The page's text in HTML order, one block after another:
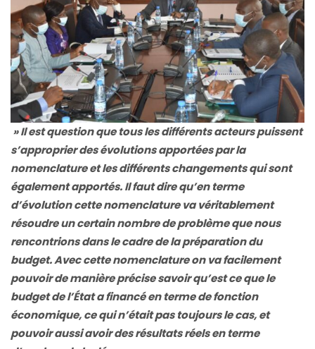
» Il est question que tous les différents acteurs puissent
s’approprier des évolutions apportées par la
nomenclature et les différents changements qui sont
également apportés. Il faut dire qu’en terme
d’évolution cette nomenclature va véritablement
résoudre un certain nombre de problème que nous
rencontrions dans le cadre de la préparation du
budget. Avec cette nomenclature on va facilement
pouvoir de manière précise savoir qu’est ce que le
budget de l’État a financé en terme de fonction
économique, ce qui n’était pas toujours le cas, et
pouvoir aussi avoir des résultats réels en terme